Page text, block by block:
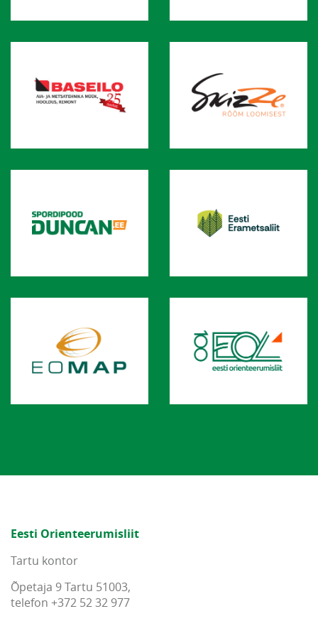
Eesti Orienteerumisliit
Tartu kontor
Õpetaja 9 Tartu 51003,
telefon +372 52 32 977